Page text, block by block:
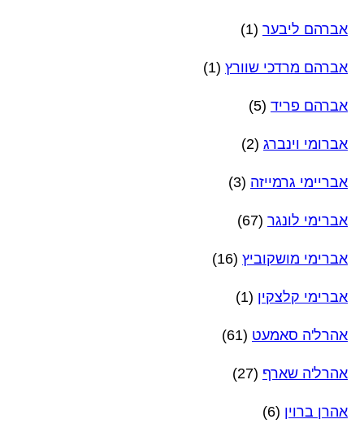
אברהם ליבער (1)
אברהם מרדכי שוורץ (1)
אברהם פריד (5)
אברומי וינברג (2)
אבריימי גרמייזה (3)
אברימי לונגר (67)
אברימי מושקוביץ (16)
אברימי קלצקין (1)
אהרל'ה סאמעט (61)
אהרל'ה שארף (27)
אהרן ברוין (6)